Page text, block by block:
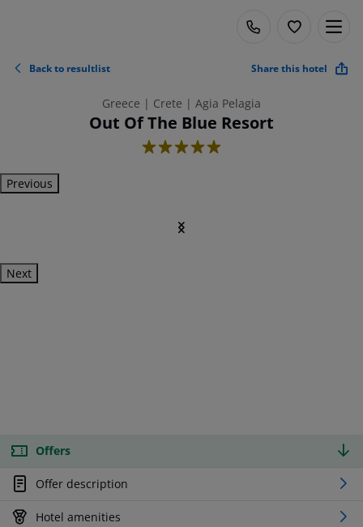
Back to resultlist Share this hotel
Greece | Crete | Agia Pelagia
Out Of The Blue Resort
5
Previous
Next
Offers
Offer description
Hotel amenities